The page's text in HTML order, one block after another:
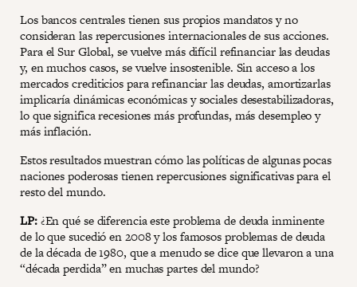
Los bancos centrales tienen sus propios mandatos y no
consideran las repercusiones internacionales de sus acciones.
Para el Sur Global, se vuelve más difícil refinanciar las deudas
y, en muchos casos, se vuelve insostenible. Sin acceso a los
mercados crediticios para refinanciar las deudas, amortizarlas
implicaría dinámicas económicas y sociales desestabilizadoras,
lo que significa recesiones más profundas, más desempleo y
más inflación.
Estos resultados muestran cómo las políticas de algunas pocas
naciones poderosas tienen repercusiones significativas para el
resto del mundo.
LP:¿En qué se diferencia este problema de deuda inminente
de lo que sucedió en 2008 y los famosos problemas de deuda
de la década de 1980, que a menudo se dice que llevaron a una
“década perdida” en muchas partes del mundo?